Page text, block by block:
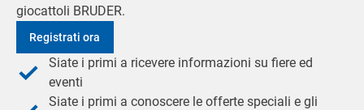
giocattoli BRUDER.
Registrati ora
Siate i primi a ricevere informazioni su fiere ed
eventi
Siate i primi a conoscere le offerte speciali e gli